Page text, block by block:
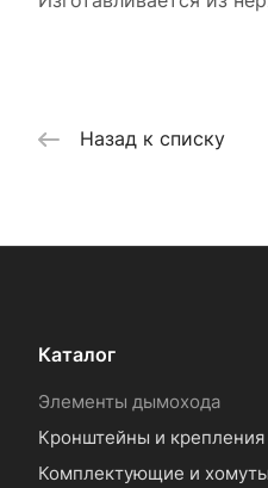
Назад к списку
Каталог
Элементы дымохода
Кронштейны и крепления
Комплектующие и хомуты